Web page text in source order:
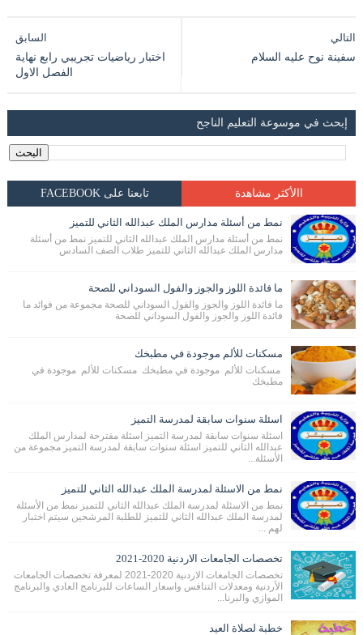
التالي
سفينة نوح عليه السلام
السابق
اختبار رياضيات تجريبي رابع نهاية
الفصل الاول
إبحث في موسوعة التعليم الناجح
االأكثر مشاهدة تابعنا على FACEBOOK
نمط من أسئلة مدارس الملك عبدالله الثاني للتميز
نمط من أسئلة مدارس الملك عبدالله الثاني للتميز نمط من أسئلة
مدارس الملك عبدالله الثاني للتميز طلاب الصف السادس
ما فائدة اللوز والجوز والفول السوداني للصحة
ما فائدة اللوز والجوز والفول السوداني للصحة مجموعة من فوائد ما
فائدة اللوز والجوز والفول السوداني للصحة
مسكنات للألم موجودة في مطبخك
مسكنات للألم موجودة في مطبخك مسكنات للألم موجودة في
مطبخك
اسئلة سنوات سابقة لمدرسة التميز
اسئلة سنوات سابقة لمدرسة التميز اسئلة مقترحة لمدارس الملك
عبدالله الثاني للتميز اسئلة سنوات سابقة لمدرسة التميز مجموعة من
الأسئلة...
نمط من الاسئلة لمدرسة الملك عبدالله الثاني للتميز
نمط من الاسئلة لمدرسة الملك عبدالله الثاني للتميز نمط من الأسئلة
لمدرسة الملك عبدالله الثاني للتميز للطلبة المرشحين سيتم اختبار
لهم ...
تخصصات الجامعات الاردنية 2020-2021
تخصصات الجامعات الاردنية 2020-2021 لمعرفة تخصصات الجامعات
الأردنية ومعدلات التنافس واسعار الساعات للبرنامج العادي والبرنامج
الموازي والبرنا...
خطبة لصلاة العيد